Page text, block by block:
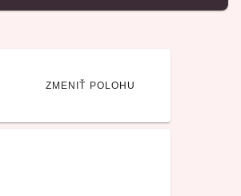
ZMENIŤ POLOHU